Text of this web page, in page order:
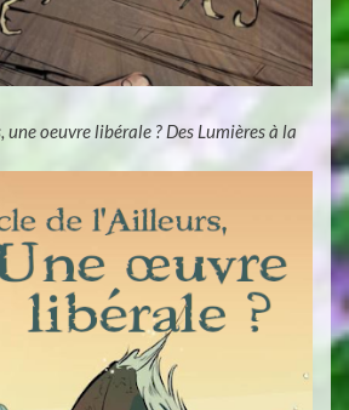
une oeuvre libérale ? Des Lumières à la